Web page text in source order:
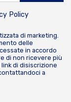
Policy
di marketing.
delle
in accordo
di non ricevere più
di disiscrizione
a